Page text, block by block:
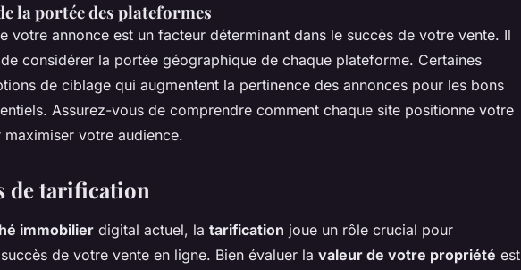
la portée des plateformes
votre annonce est un facteur déterminant dans le succès de votre vente. Il
considérer la portée géographique de chaque plateforme. Certaines
de ciblage qui augmentent la pertinence des annonces pour les bons
Assurez-vous de comprendre comment chaque site positionne votre
votre audience.
de tarification
immobilier digital actuel, la tarification joue un rôle crucial pour
de votre vente en ligne. Bien évaluer la valeur de votre propriété est